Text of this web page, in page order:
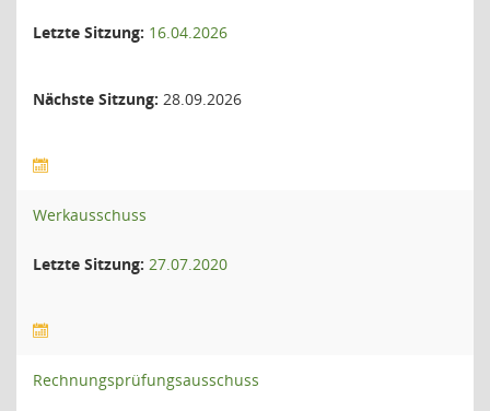
Letzte Sitzung: 16.04.2026
Nächste Sitzung: 28.09.2026
Werkausschuss
Letzte Sitzung: 27.07.2020
Rechnungsprüfungsausschuss